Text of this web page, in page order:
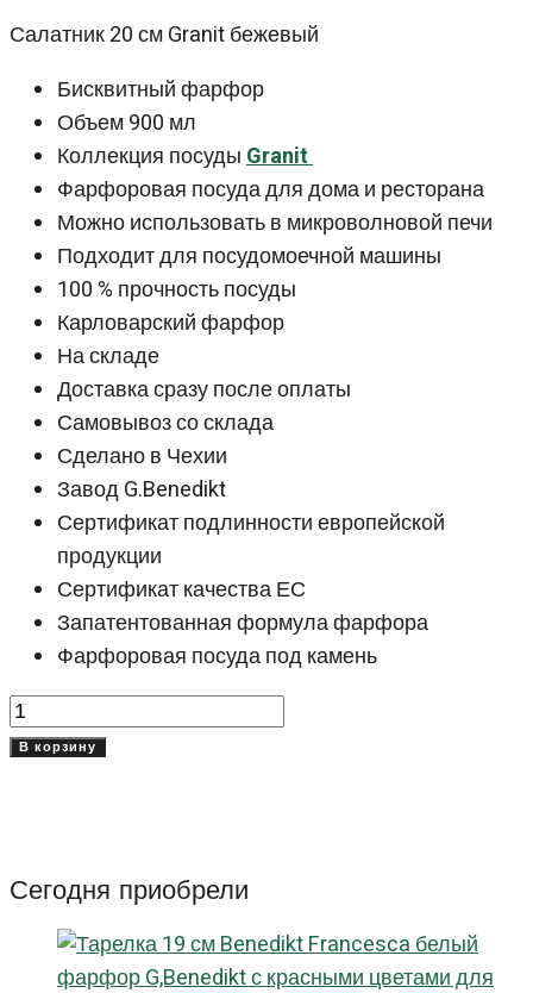
Салатник 20 см Granit бежевый
Бисквитный фарфор
Объем 900 мл
Коллекция посудыGranit
Фарфоровая посуда для дома и ресторана
Можно использовать в микроволновой печи
Подходит для посудомоечной машины
100 % прочность посуды
Карловарский фарфор
На складе
Доставка сразу после оплаты
Самовывоз со склада
Сделано в Чехии
Завод G.Benedikt
Сертификат подлинности европейской
продукции
Сертификат качества ЕС
Запатентованная формула фарфора
Фарфоровая посуда под камень
Количество
товара
Гранит
(Granit)
В корзину
Сегодня приобрели